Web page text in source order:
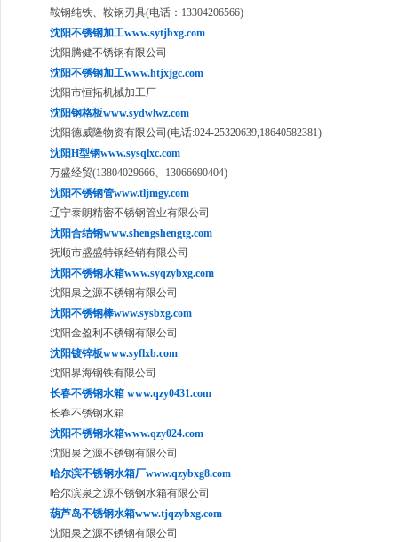
鞍钢纯铁、鞍钢刃具(电话：13304206566)
沈阳不锈钢加工www.sytjbxg.com
沈阳腾健不锈钢有限公司
沈阳不锈钢加工www.htjxjgc.com
沈阳市恒拓机械加工厂
沈阳钢格板www.sydwlwz.com
沈阳德威隆物资有限公司(电话:024-25320639,18640582381)
沈阳H型钢www.sysqlxc.com
万盛经贸(13804029666、13066690404)
沈阳不锈钢管www.tljmgy.com
辽宁泰朗精密不锈钢管业有限公司
沈阳合结钢www.shengshengtg.com
抚顺市盛盛特钢经销有限公司
沈阳不锈钢水箱www.syqzybxg.com
沈阳泉之源不锈钢有限公司
沈阳不锈钢棒www.sysbxg.com
沈阳金盈利不锈钢有限公司
沈阳镀锌板www.syflxb.com
沈阳界海钢铁有限公司
长春不锈钢水箱 www.qzy0431.com
长春不锈钢水箱
沈阳不锈钢水箱www.qzy024.com
沈阳泉之源不锈钢有限公司
哈尔滨不锈钢水箱厂www.qzybxg8.com
哈尔滨泉之源不锈钢水箱有限公司
葫芦岛不锈钢水箱www.tjqzybxg.com
沈阳泉之源不锈钢有限公司